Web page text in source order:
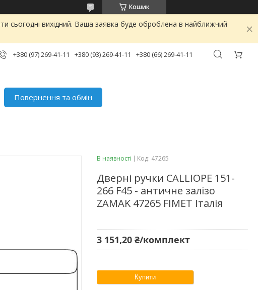
Кошик
сьогодні вихідний. Ваша заявка буде оброблена в найближчий
+380 (97) 269-41-11 +380 (93) 269-41-11 +380 (66) 269-41-11
Повернення та обмін
В наявності Код: 47265
Дверні ручки CALLIOPE 151-
266 F45 - античне залізо
ZAMAK 47265 FIMET Італія
3 151,20 ₴/комплект
Купити